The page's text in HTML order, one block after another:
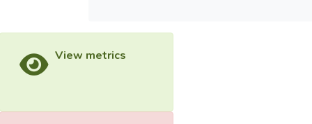
View metrics